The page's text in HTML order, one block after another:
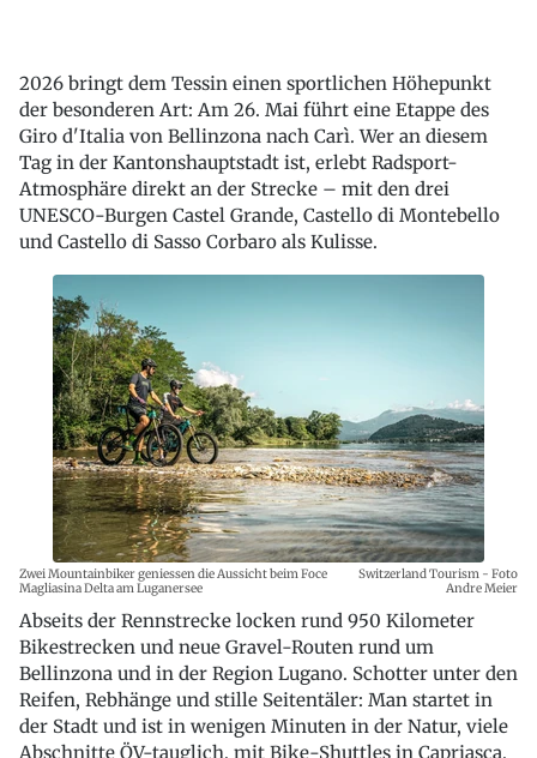
2026 bringt dem Tessin einen sportlichen Höhepunkt
der besonderen Art: Am 26. Mai führt eine Etappe des
Giro d'Italia von Bellinzona nach Carì. Wer an diesem
Tag in der Kantonshauptstadt ist, erlebt Radsport-
Atmosphäre direkt an der Strecke – mit den drei
UNESCO-Burgen Castel Grande, Castello di Montebello
und Castello di Sasso Corbaro als Kulisse.
Zwei Mountainbiker geniessen die Aussicht beim Foce
Magliasina Delta am Luganersee
Switzerland Tourism - Foto
Andre Meier
Abseits der Rennstrecke locken rund 950 Kilometer
Bikestrecken und neue Gravel-Routen rund um
Bellinzona und in der Region Lugano. Schotter unter den
Reifen, Rebhänge und stille Seitentäler: Man startet in
der Stadt und ist in wenigen Minuten in der Natur, viele
Abschnitte ÖV-tauglich, mit Bike-Shuttles in Capriasca,